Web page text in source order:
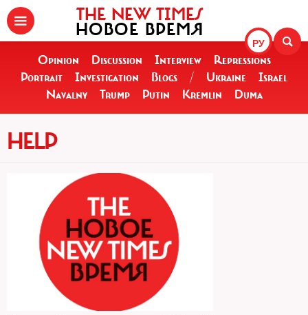
РУ
THE NEW TIMES
НОВОЕ ВРЕМЯ
Opinion Discussion Interview
Repressions
Portrait
Investigation Blogs / Ukraine
Israel
Navalny
Trump Putin Kremlin Duma
HELP